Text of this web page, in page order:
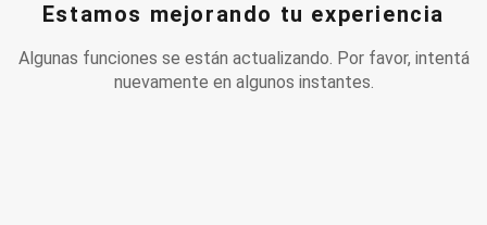
Estamos mejorando tu experiencia
Algunas funciones se están actualizando. Por favor, intentá
nuevamente en algunos instantes.